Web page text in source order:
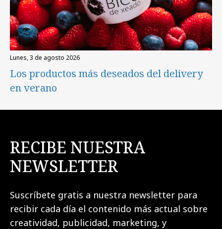
lunes, 3 de agosto 2026
Los productos más deseados del delivery
en verano
RECIBE NUESTRA
NEWSLETTER
Suscríbete gratis a nuestra newsletter para
recibir cada día el contenido más actual sobre
creatividad, publicidad, marketing, y